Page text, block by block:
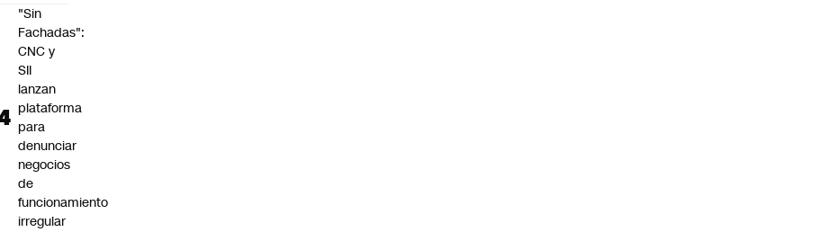
"Sin
Fachadas":
CNC y
SII
lanzan
plataforma
para
denunciar
negocios
de
funcionamiento
irregular